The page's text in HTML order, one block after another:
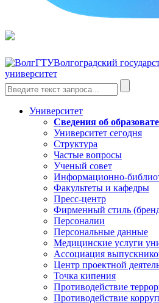
Волгоградский
университет
Университет
Сведения об
Университет сегодня
Структура
Частые вопросы
Ученый совет
Информационно-
Факультеты и кафедры
Пресс-центр
Фирменный стиль
Персоналии
Персональные данные
Медицинские услуги
Ассоциация
Центр проектной
Точка кипения
Противодействие
Противодействие